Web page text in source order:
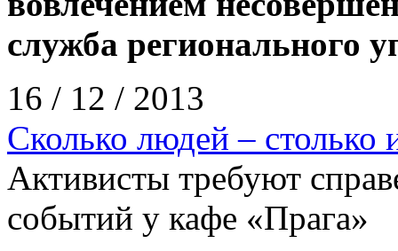
служба регионального
16 / 12 / 2013
Сколько людей – столько
Активисты требуют
событий у кафе «Прага»